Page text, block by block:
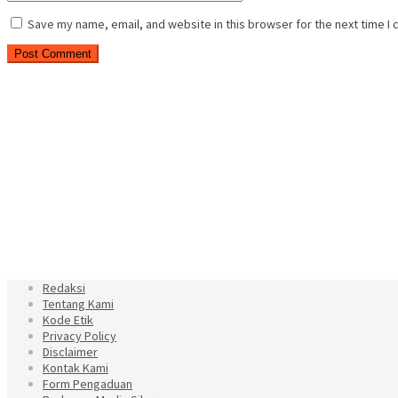
Save my name, email, and website in this browser for the next time I
Redaksi
Tentang Kami
Kode Etik
Privacy Policy
Disclaimer
Kontak Kami
Form Pengaduan